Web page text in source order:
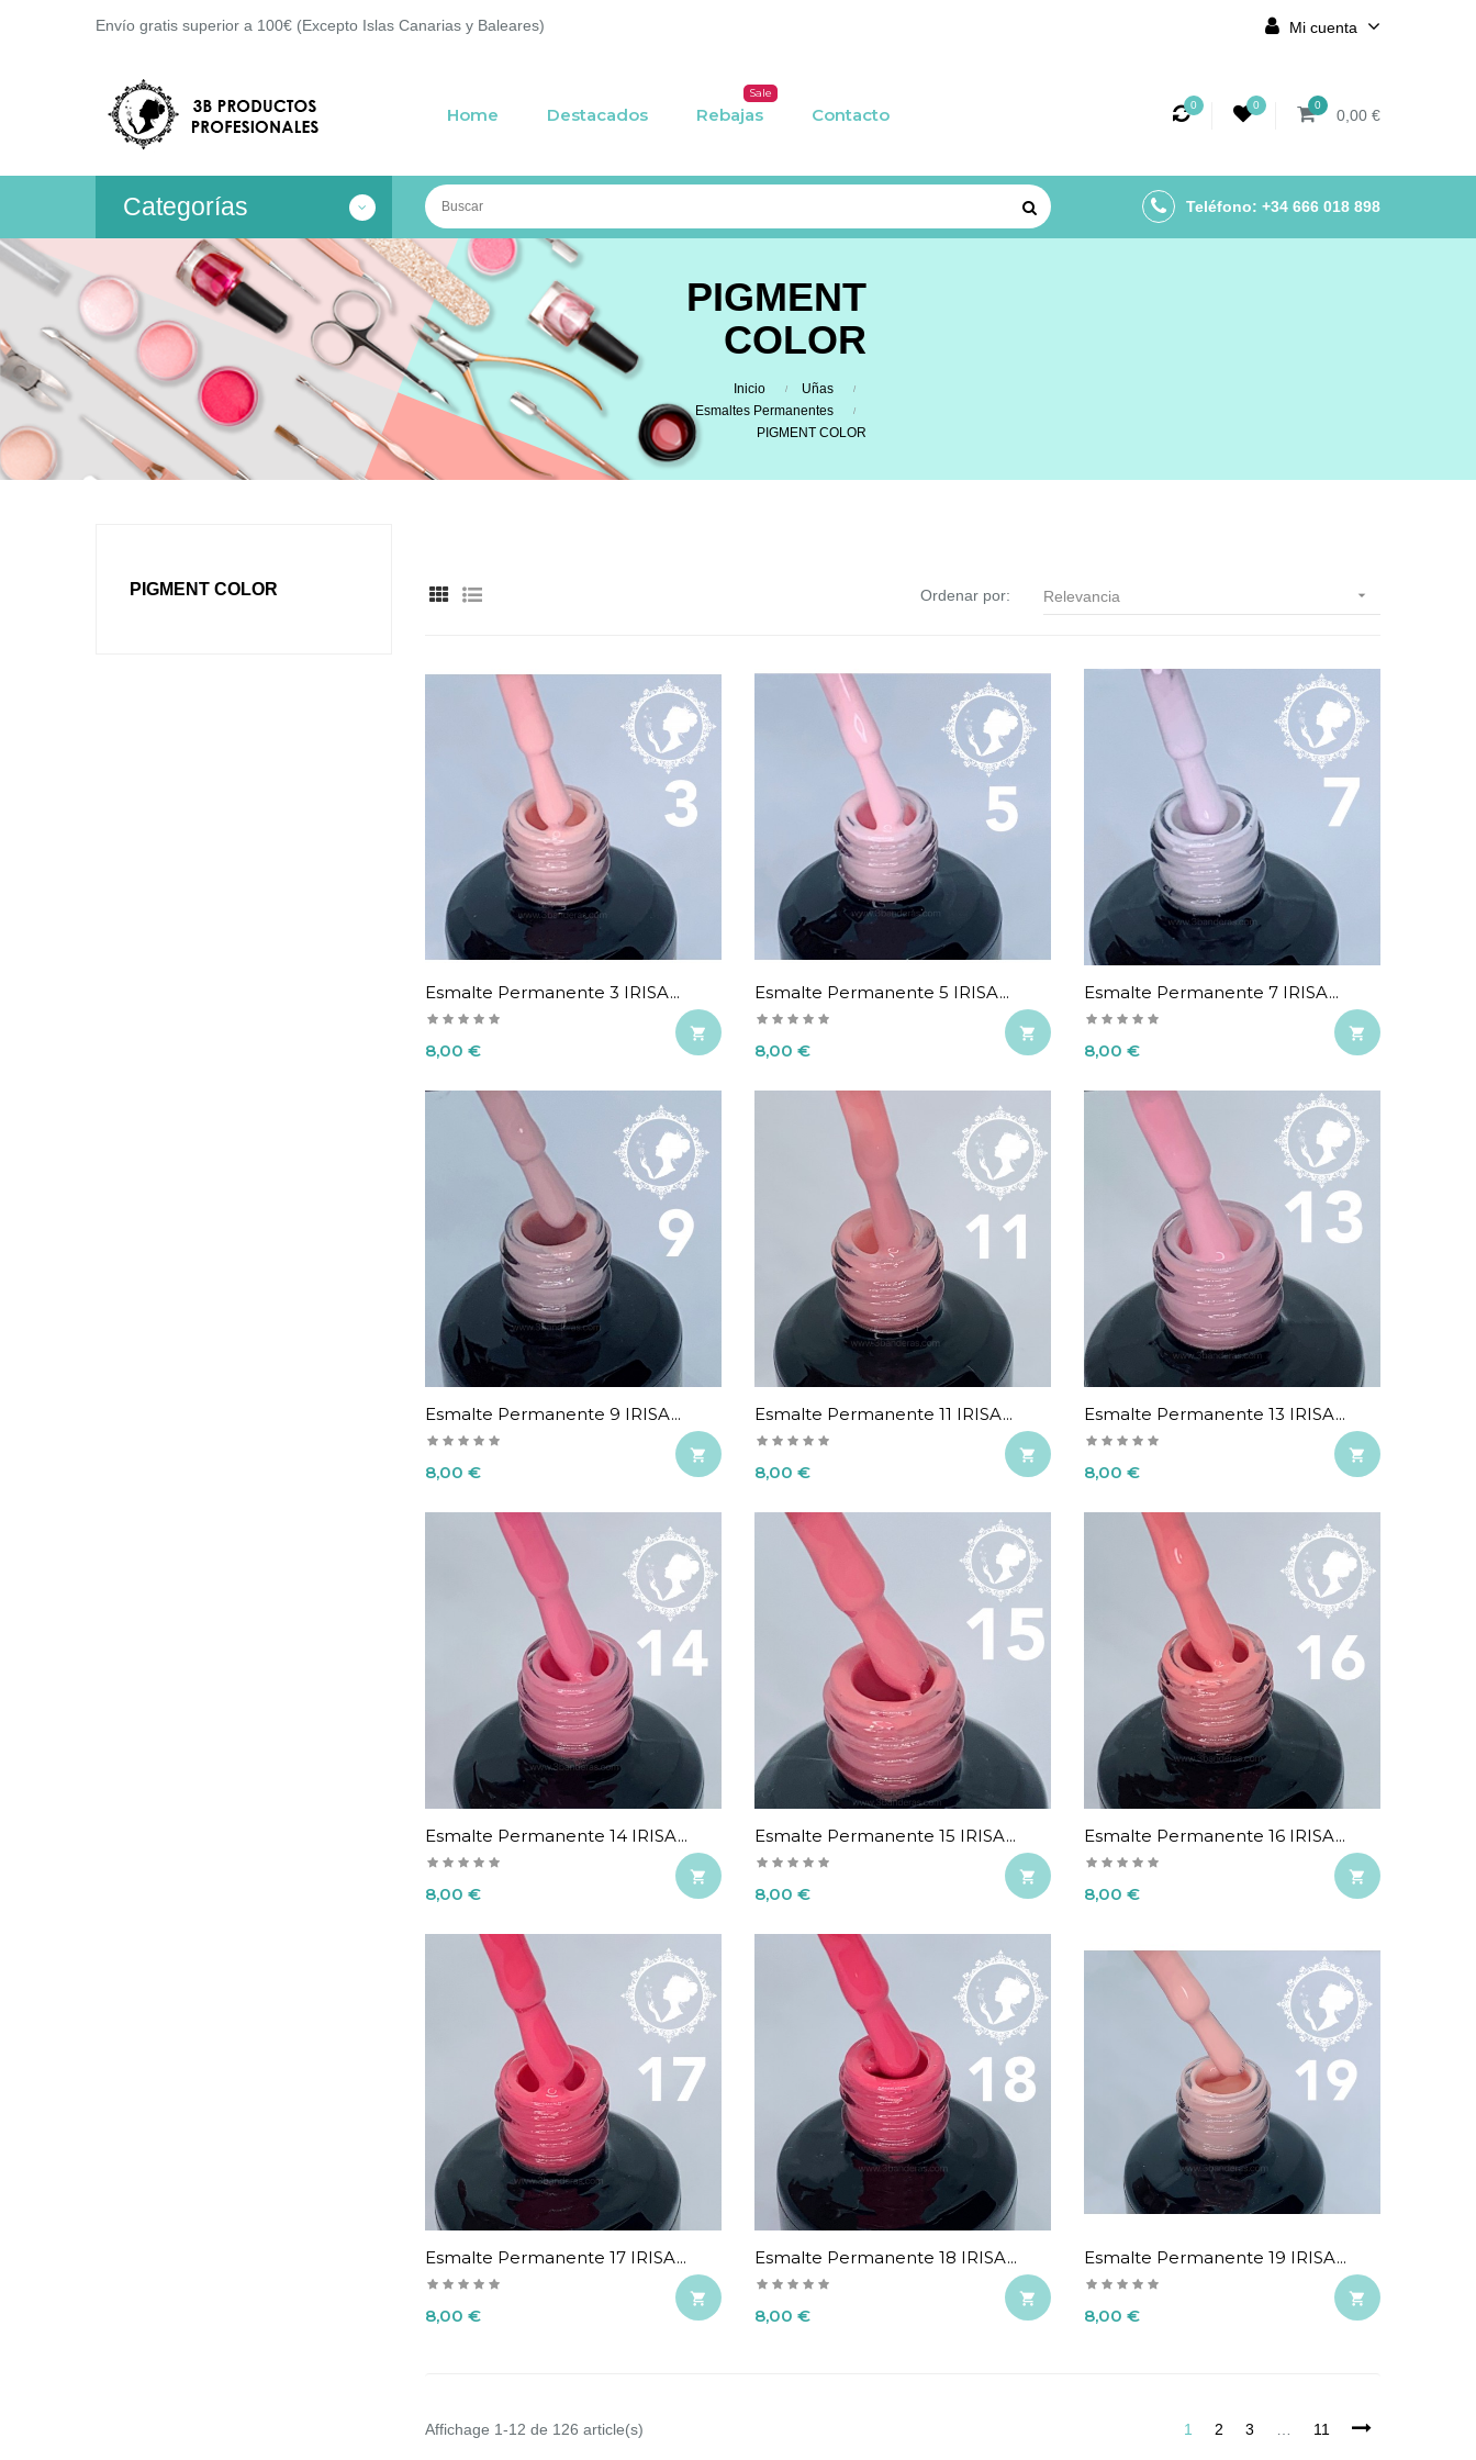
Envío gratis superior a 100€ (Excepto Islas Canarias y Baleares) Mi cuenta
Home Destacados Rebajas
Sale
Contacto 0 0 0
0,00 €
Categorías Teléfono: +34 666 018 898
PIGMENT
COLOR
Inicio
Uñas
Esmaltes Permanentes
PIGMENT COLOR
PIGMENT COLOR Ordenar por: Relevancia 
Esmalte Permanente 3 IRISA...
Precio
8,00 €

Esmalte Permanente 5 IRISA...
Precio
8,00 €

Esmalte Permanente 7 IRISA...
Precio
8,00 €

Esmalte Permanente 9 IRISA...
Precio
8,00 €

Esmalte Permanente 11 IRISA...
Precio
8,00 €

Esmalte Permanente 13 IRISA...
Precio
8,00 €

Esmalte Permanente 14 IRISA...
Precio
8,00 €

Esmalte Permanente 15 IRISA...
Precio
8,00 €

Esmalte Permanente 16 IRISA...
Precio
8,00 €

Esmalte Permanente 17 IRISA...
Precio
8,00 €

Esmalte Permanente 18 IRISA...
Precio
8,00 €

Esmalte Permanente 19 IRISA...
Precio
8,00 €

Affichage 1-12 de 126 article(s) 1 2 3 11